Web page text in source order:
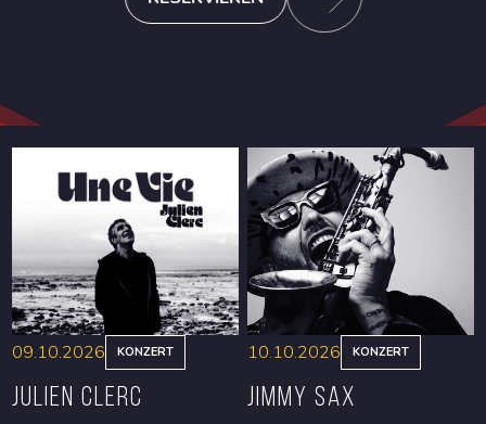
09.10.2026 KONZERT
Julien Clerc
10.10.2026 KONZERT
Jimmy Sax